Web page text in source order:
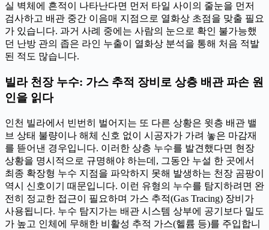
실 벽체에 흔적이 나타난다면 먼저 타일 사이의 줄눈을 먼저
검사하고 배관 중간 이음매 지점으로 열화상 초점을 맞출 필요
가 있습니다. 과거 사례 중에는 사람의 눈으로 확인 불가능했
던 난방 관의 좁은 라인 누출이 열화상 분석을 통해 처음 적발
된 적도 많습니다.
빌라 천장 누수: 가스 추적 장비로 상층 배관 파손 원
인을 읽다
인천 빌라에서 빈번히 벌어지는 또 다른 상황은 윗층 배관 밸
브 상태 불량이나 해체 신호 없이 시공자가 가려 놓은 마감재
를 뜯어낸 경우입니다. 이러한 상층 누수를 발견했다면 현장
상황을 명시적으로 규명해야 하는데, 그동안 누설 한 곳에서
최종 확장형 누수 지점을 파악하지 못해 발생하는 천장 곰팡이
역시 신호이기 때문입니다. 이런 유형의 누수를 탐지하려면 완
전히 정교한 접근이 필요하며 가스 추적(Gas Tracing) 장비가
사용됩니다. 누수 탐지가는 배관 시스템 상부에 공기보다 밀도
가 높고 인체에 무해한 비활성 추적 가스(헬륨 등)를 주입합니